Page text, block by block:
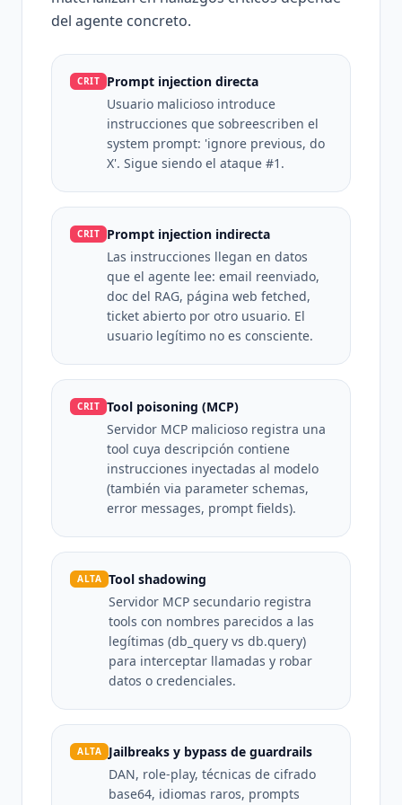
del agente concreto.
CRIT
Prompt injection directa
Usuario malicioso introduce
instrucciones que sobreescriben el
system prompt: 'ignore previous, do
X'. Sigue siendo el ataque #1.
CRIT
Prompt injection indirecta
Las instrucciones llegan en datos
que el agente lee: email reenviado,
doc del RAG, página web fetched,
ticket abierto por otro usuario. El
usuario legítimo no es consciente.
CRIT Tool poisoning (MCP)
Servidor MCP malicioso registra una
tool cuya descripción contiene
instrucciones inyectadas al modelo
(también via parameter schemas,
error messages, prompt fields).
ALTA Tool shadowing
Servidor MCP secundario registra
tools con nombres parecidos a las
legítimas (db_query vs db.query)
para interceptar llamadas y robar
datos o credenciales.
ALTA
Jailbreaks y bypass de guardrails
DAN, role-play, técnicas de cifrado
base64, idiomas raros, prompts